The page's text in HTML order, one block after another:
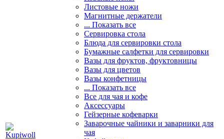
Листовые ножи
Магнитные держатели
... Показать все
Сервировка стола
Блюда для сервировки стола
Бумажные салфетки для сервировки
Вазы для фруктов, фруктовницы
Вазы для цветов
Вазы конфетницы
... Показать все
Все для чая и кофе
Аксессуары
Гейзерные кофеварки
Заварочные чайники и заварники для
чая